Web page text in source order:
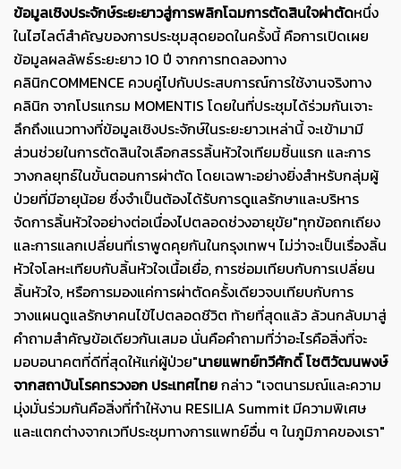
ข้อมูลเชิงประจักษ์ระยะยาวสู่การพลิกโฉมการตัดสินใจผ่าตัดหนึ่ง
ในไฮไลต์สำคัญของการประชุมสุดยอดในครั้งนี้ คือการเปิดเผย
ข้อมูลผลลัพธ์ระยะยาว 10 ปี จากการทดลองทาง
คลินิกCOMMENCE ควบคู่ไปกับประสบการณ์การใช้งานจริงทาง
คลินิก จากโปรแกรม MOMENTIS โดยในที่ประชุมได้ร่วมกันเจาะ
ลึกถึงแนวทางที่ข้อมูลเชิงประจักษ์ในระยะยาวเหล่านี้ จะเข้ามามี
ส่วนช่วยในการตัดสินใจเลือกสรรลิ้นหัวใจเทียมชิ้นแรก และการ
วางกลยุทธ์ในขั้นตอนการผ่าตัด โดยเฉพาะอย่างยิ่งสำหรับกลุ่มผู้
ป่วยที่มีอายุน้อย ซึ่งจำเป็นต้องได้รับการดูแลรักษาและบริหาร
จัดการลิ้นหัวใจอย่างต่อเนื่องไปตลอดช่วงอายุขัย"ทุกข้อถกเถียง
และการแลกเปลี่ยนที่เราพูดคุยกันในกรุงเทพฯ ไม่ว่าจะเป็นเรื่องลิ้น
หัวใจโลหะเทียบกับลิ้นหัวใจเนื้อเยื่อ, การซ่อมเทียบกับการเปลี่ยน
ลิ้นหัวใจ, หรือการมองแค่การผ่าตัดครั้งเดียวจบเทียบกับการ
วางแผนดูแลรักษาคนไข้ไปตลอดชีวิต ท้ายที่สุดแล้ว ล้วนกลับมาสู่
คำถามสำคัญข้อเดียวกันเสมอ นั่นคือคำถามที่ว่าอะไรคือสิ่งที่จะ
มอบอนาคตที่ดีที่สุดให้แก่ผู้ป่วย"นายแพทย์ทวีศักดิ์ โชติวัฒนพงษ์
จากสถาบันโรคทรวงอก ประเทศไทยกล่าว "เจตนารมณ์และความ
มุ่งมั่นร่วมกันคือสิ่งที่ทำให้งาน RESILIA Summit มีความพิเศษ
และแตกต่างจากเวทีประชุมทางการแพทย์อื่น ๆ ในภูมิภาคของเรา"